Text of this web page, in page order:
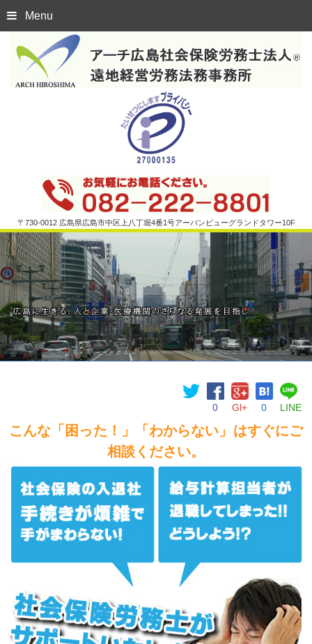
Menu
〒730-0012 広島県広島市中区上八丁堀4番1号アーバンビューグランドタワー10F
0 Gl+ 0 LINE
こんな「困った！」「わからない」はすぐにご
相談ください。